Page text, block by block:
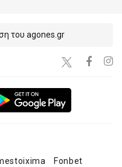
του agones.gr
Fonbet